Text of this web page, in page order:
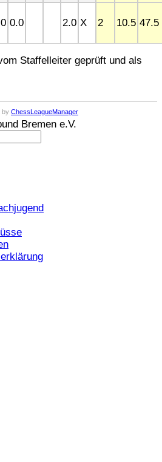
0.0 2.0 X 2 10.5 47.5
Staffelleiter geprüft und als
by ChessLeagueManager
Bremen e.V.